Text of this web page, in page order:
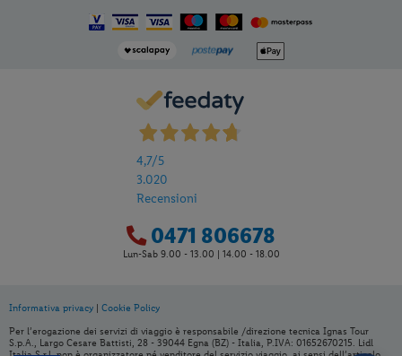
4,7/5
3.020
Recensioni
0471 806678
Lun-Sab 9.00 - 13.00 | 14.00 - 18.00
Informativa privacy | Cookie Policy
Per l’erogazione dei servizi di viaggio è responsabile /direzione tecnica Ignas Tour
S.p.A., Largo Cesare Battisti, 28 - 39044 Egna (BZ) - Italia, P.IVA: 01652670215. Lidl
Home, apri il menu opzioni evidenziato